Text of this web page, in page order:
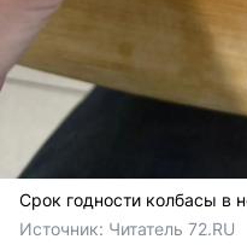
Срок годности колбасы в
Источник: Читатель 72.RU